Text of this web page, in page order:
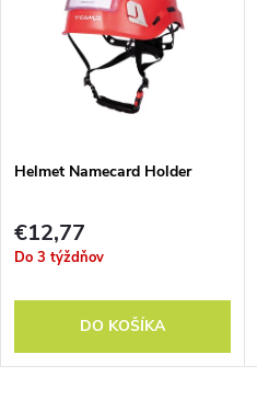
Helmet Namecard Holder
€12,77
Do 3 týždňov
DO KOŠÍKA